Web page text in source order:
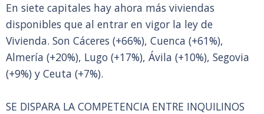
En siete capitales hay ahora más viviendas
disponibles que al entrar en vigor la ley de
Vivienda. Son Cáceres (+66%), Cuenca (+61%),
Almería (+20%), Lugo (+17%), Ávila (+10%), Segovia
(+9%) y Ceuta (+7%).
SE DISPARA LA COMPETENCIA ENTRE INQUILINOS